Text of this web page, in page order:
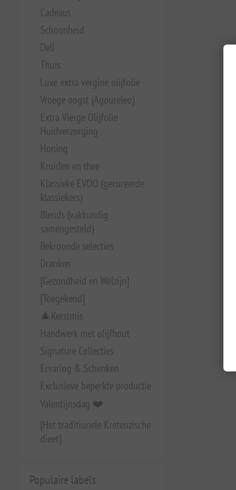
Cadeaus
Schoonheid
Deli
Thuis
Luxe extra vergine olijfolie
Vroege oogst (Agoureleo)
Extra Vierge Olijfolie
Huidverzorging
Honing
Kruiden en thee
Klassieke EVOO (gecureerde
klassiekers)
Blends (vakkundig
samengesteld)
Bekroonde selecties
Dranken
[Gezondheid en Welzijn]
[Toegekend]
🎄Kerstmis
Handwerk met olijfhout
Signature Collecties
Ervaring & Schenken
Exclusieve beperkte productie
Valentijnsdag ❤️
[Het traditionele Kretenzische
dieet]
Populaire labels